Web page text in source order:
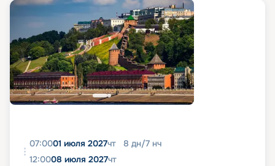
07:0001 июля 2027чт 8 дн/7 нч
12:0008 июля 2027чт